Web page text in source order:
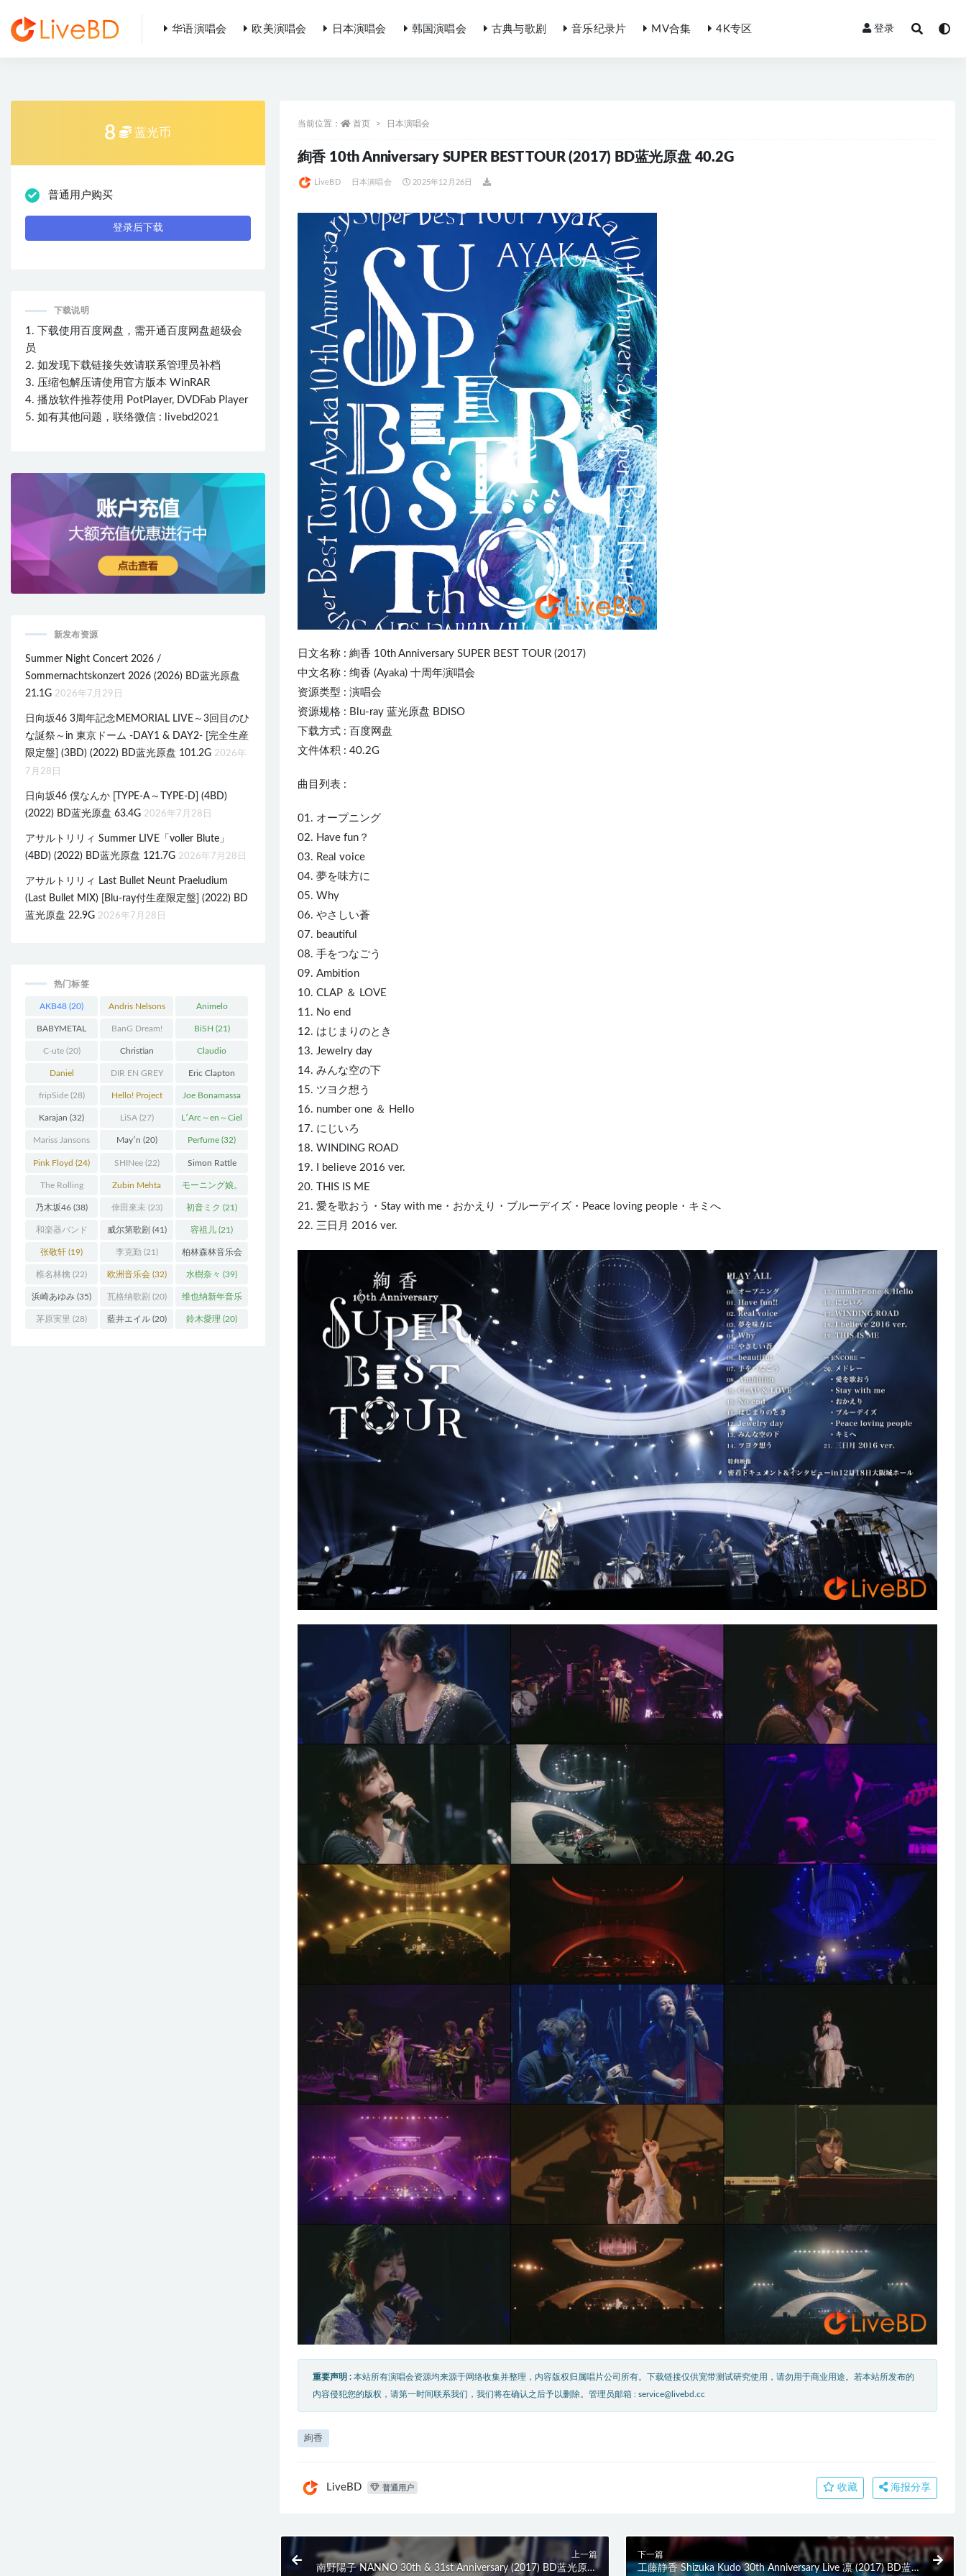
华语演唱会 欧美演唱会 日本演唱会 韩国演唱会 古典与歌剧 音乐纪录片 MV合集 4K专区 登录
当前位置： 首页 日本演唱会
絢香 10th Anniversary SUPER BEST TOUR (2017) BD蓝光原盘 40.2G
LiveBD 日本演唱会 2025年12月26日
日文名称 : 絢香 10th Anniversary SUPER BEST TOUR (2017)
中文名称 : 绚香 (Ayaka) 十周年演唱会
资源类型 : 演唱会
资源规格 : Blu-ray 蓝光原盘 BDISO
下载方式 : 百度网盘
文件体积 : 40.2G
曲目列表 :
01. オープニング
02. Have fun？
03. Real voice
04. 夢を味方に
05. Why
06. やさしい蒼
07. beautiful
08. 手をつなごう
09. Ambition
10. CLAP ＆ LOVE
11. No end
12. はじまりのとき
13. Jewel ry day
14. みんな空の下
15. ツヨク想う
16. number one ＆ Hello
17. にじいろ
18. WINDING ROAD
19. I believe 2016 ver.
20. THIS IS ME
21. 愛を歌おう・Stay with me・おかえり・ブルーデイズ・Peace loving people・キミへ
22. 三日月 2016 ver.
重要声明 : 本站所有演唱会资源均来源于网络收集并整理，内容版权归属唱片公司所有。下载链接仅供宽带测试研究使用，请勿用于商业用途。若本站所发布的
内容侵犯您的版权，请第一时间联系我们，我们将在确认之后予以删除。管理员邮箱 : service@livebd.cc
絢香
LiveBD 普通用户 收藏 海报分享
上一篇
南野陽子 NANNO 30th & 31st Anniversary (2017) BD蓝光原盘
下一篇
工藤静香 Shizuka Kudo 30th Anniversary Live 凛 (2017) BD蓝光
8 蓝光币
普通用户购买
登录后下载
下载说明
1. 下载使用百度网盘，需开通百度网盘超级会
员
2. 如发现下载链接失效请联系管理员补档
3. 压缩包解压请使用官方版本 WinRAR
4. 播放软件推荐使用 PotPlayer, DVDFab Player
5. 如有其他问题，联络微信 : livebd2021
新发布资源
Summer Night Concert 2026 /
Sommernachtskonzert 2026 (2026) BD蓝光原盘
21.1G 2026年7月29日
日向坂46 3周年記念MEMORIAL LIVE～3回目のひ
な誕祭～in 東京ドーム -DAY1 & DAY2- [完全生産
限定盤] (3BD) (2022) BD蓝光原盘 101.2G 2026年
7月28日
日向坂46 僕なんか [TYPE-A～TYPE-D] (4BD)
(2022) BD蓝光原盘 63.4G 2026年7月28日
アサルトリリィ Summer LIVE「voller Blute」
(4BD) (2022) BD蓝光原盘 121.7G 2026年7月28日
アサルトリリィ Last Bullet Neunt Praeludium
(Last Bullet MIX) [Blu-ray付生産限定盤] (2022) BD
蓝光原盘 22.9G 2026年7月28日
热门标签
AKB48 (20) Andris Nelsons
(22)
Animelo
Summer Live
(34)
BABYMETAL
(22)
BanG Dream!
(48)
BiSH (21)
C-ute(20) Christian
Thielemann(36)
Claudio
Abbado(25)
Daniel
Barenboim(37)
DIR EN GREY
(27)
Eric Clapton
(27)
fripSide(28) Hello! Project
(58)
Joe Bonamassa
(20)
Karajan (32) LiSA(27) L′Arc～en～Ciel
(41)
Mariss Jansons
(25)
May′n (20) Perfume (32)
Pink Floyd (24) SHINee(22) Simon Rattle
(43)
The Rolling
Stones(30)
Zubin Mehta
(19)
モーニング娘。
(27)
乃木坂46 (38) 倖田來未 (23) 初音ミク (21)
和楽器バンド
(25)
威尔第歌剧 (41) 容祖儿 (21)
张敬轩 (19) 李克勤 (21) 柏林森林音乐会
(22)
椎名林檎 (22) 欧洲音乐会(32) 水樹奈々 (39)
浜崎あゆみ (35) 瓦格纳歌剧 (20) 维也纳新年音乐
会(19)
茅原実里 (28) 藍井エイル(20) 鈴木愛理 (20)